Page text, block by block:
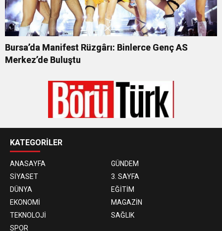
Bursa’da Manifest Rüzgârı: Binlerce Genç AS
Merkez’de Buluştu
KATEGORİLER
ANASAYFA
GÜNDEM
SİYASET
3. SAYFA
DÜNYA
EĞİTİM
EKONOMİ
MAGAZİN
TEKNOLOJİ
SAĞLIK
SPOR